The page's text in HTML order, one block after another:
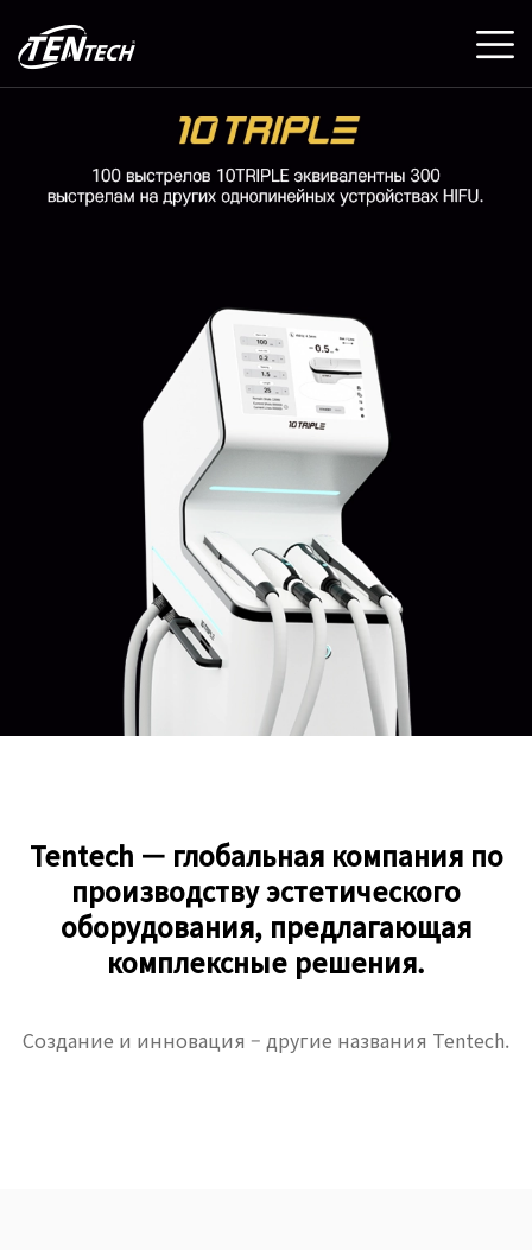
Tentech — глобальная компания по
производству эстетического
оборудования, предлагающая
комплексные решения.
Создание и инновация – другие названия Tentech.